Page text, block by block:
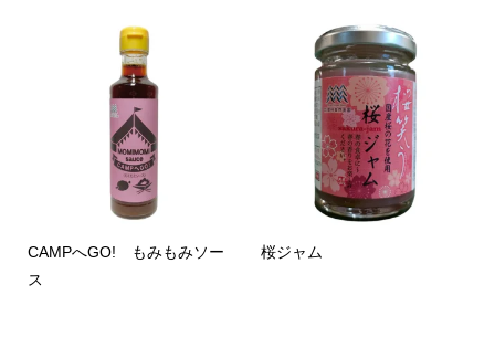
CAMPへGO! もみもみソー
ス
桜ジャム